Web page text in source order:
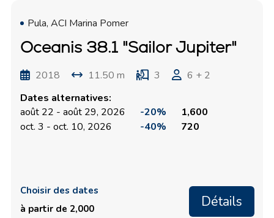
Pula, ACI Marina Pomer
Oceanis 38.1 "Sailor Jupiter"
2018 11.50 m 3
6 + 2
Dates alternatives:
août 22 - août 29, 2026
-20%
1,600
oct. 3 - oct. 10, 2026
-40% 720
Choisir des dates
à partir de 2,000
Détails